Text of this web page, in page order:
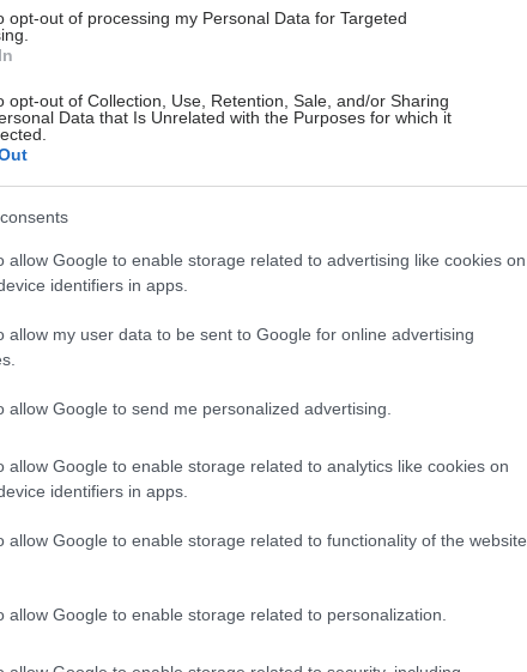
opt-out of processing my Personal Data for Targeted
opt-out of Collection, Use, Retention, Sale, and/or Sharing
Data that Is Unrelated with the Purposes for which it
allow Google to enable storage related to advertising like cookies on
identifiers in apps.
allow my user data to be sent to Google for online advertising
allow Google to send me personalized advertising.
allow Google to enable storage related to analytics like cookies on
identifiers in apps.
allow Google to enable storage related to functionality of the website
allow Google to enable storage related to personalization.
εξέλιξη της νόσου.
αξιοποίηση νεότερων βιοδεικτών διευρύνει τις
εξατομικευμένης θεραπείας. Ο υποδοχέας
α (Folate Receptor Alpha, FRα) υπερεκφράζεται
ποσοστό επιθηλιακών καρκίνων ωοθηκών και
με χαρακτηριστικό παράδειγμα το
η έκφραση του HER2, αν και λιγότερο συχνή,
σε επιλεγμένους ιστολογικούς υποτύπους και μπορεί
θεραπευτικά με τη χρήση anti-HER2
εντάσσοντας τον καρκίνο των ωοθηκών στο
σημείων ελέγχου του ανοσοποιητικού
θεραπευτικά σχήματα. Συγκεκριμένα, το